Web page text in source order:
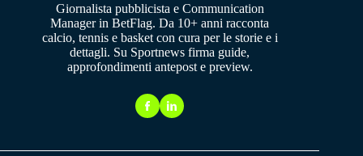
Giornalista pubblicista e Communication
Manager in BetFlag. Da 10+ anni racconta
calcio, tennis e basket con cura per le storie e i
dettagli. Su Sportnews firma guide,
approfondimenti antepost e preview.